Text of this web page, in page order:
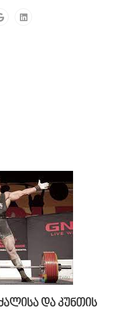
და კუნთის